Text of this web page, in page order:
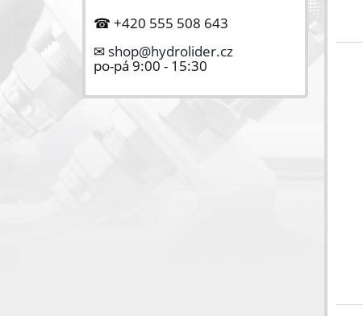
☎ +420 555 508 643
✉ shop@hydrolider.cz
po-pá 9:00 - 15:30